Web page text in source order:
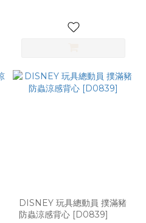
DISNEY 玩具總動員 撲滿豬
防蟲涼感背心 [D0839]